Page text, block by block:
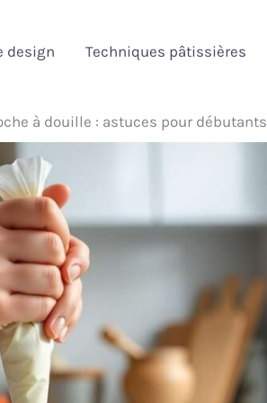
design Techniques pâtissières
à douille : astuces pour débutants